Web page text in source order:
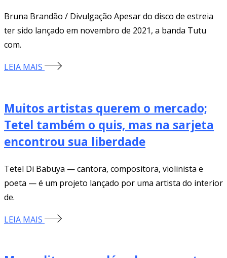
Bruna Brandão / Divulgação Apesar do disco de estreia
ter sido lançado em novembro de 2021, a banda Tutu
com.
LEIA MAIS
Muitos artistas querem o mercado;
Tetel também o quis, mas na sarjeta
encontrou sua liberdade
Tetel Di Babuya — cantora, compositora, violinista e
poeta — é um projeto lançado por uma artista do interior
de.
LEIA MAIS